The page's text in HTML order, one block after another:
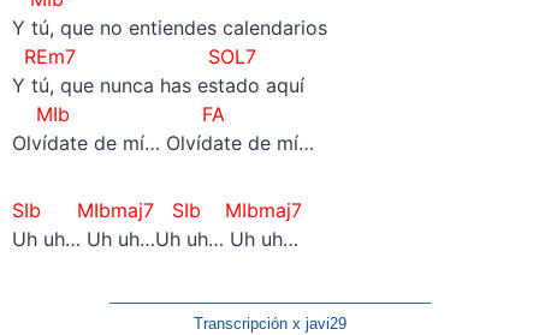
Y tú, que no entiendes calendarios
REm7 SOL7
Y tú, que nunca has estado aquí
MIb FA
Olvídate de mí… Olvídate de mí…
SIb MIbmaj7 SIb MIbmaj7
Uh uh… Uh uh…Uh uh… Uh uh…
————————————————————–
Transcripción x javi29